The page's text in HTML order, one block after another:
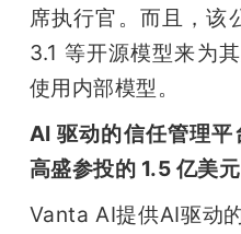
题
爱
搞
席执行官。而且，
3.1 等开源模型来为
使用内部模型。
AI 驱动的信任管理平
高盛参投的 1.5 亿美
Vanta AI提供AI驱动